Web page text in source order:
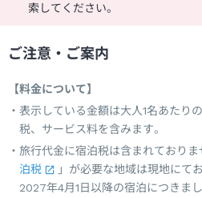
索してください。
ご注意・ご案内
【料金について】
表示している金額は大人1名あたり
税、サービス料を含みます。
旅行代金に宿泊税は含まれており
泊税
」が必要な地域は現地にて
2027年4月1日以降の宿泊につきま